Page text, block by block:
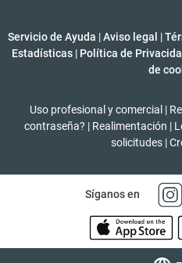
Servicio de Ayuda |Aviso legal |
Estadísticas | Política de
de
Uso profesional y comercial |
contraseña? | Realimentación |
solicitudes |
Síganos en